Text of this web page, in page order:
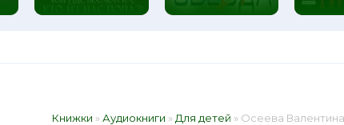
Книжки »Аудиокниги » Для детей » Осеева